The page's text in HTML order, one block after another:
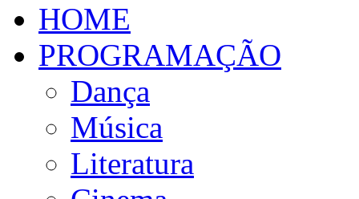
HOME
PROGRAMAÇÃO
Dança
Música
Literatura